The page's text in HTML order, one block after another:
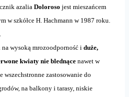
azalia Doloroso jest mieszańcem
w szkółce H. Hachmann w 1987 roku.
na wysoką mrozoodporność i duże,
kwiaty nie blednące nawet w
wszechstronne zastosowanie do
na balkony i tarasy, niskie